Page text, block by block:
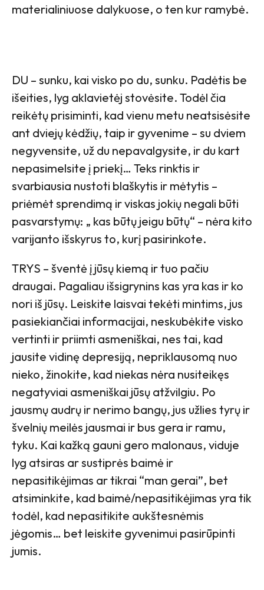
materialiniuose dalykuose, o ten kur ramybė.
DU – sunku, kai visko po du, sunku. Padėtis be
išeities, lyg aklavietėj stovėsite. Todėl čia
reikėtų prisiminti, kad vienu metu neatsisėsite
ant dviejų kėdžių, taip ir gyvenime – su dviem
negyvensite, už du nepavalgysite, ir du kart
nepasimelsite į priekį… Teks rinktis ir
svarbiausia nustoti blaškytis ir mėtytis –
priėmėt sprendimą ir viskas jokių negali būti
pasvarstymų: „ kas būtų jeigu būtų“ – nėra kito
varijanto išskyrus to, kurį pasirinkote.
TRYS – šventė į jūsų kiemą ir tuo pačiu
draugai. Pagaliau išsigrynins kas yra kas ir ko
nori iš jūsų. Leiskite laisvai tekėti mintims, jus
pasiekiančiai informacijai, neskubėkite visko
vertinti ir priimti asmeniškai, nes tai, kad
jausite vidinę depresiją, nepriklausomą nuo
nieko, žinokite, kad niekas nėra nusiteikęs
negatyviai asmeniškai jūsų atžvilgiu. Po
jausmų audrų ir nerimo bangų, jus užlies tyrų ir
švelnių meilės jausmai ir bus gera ir ramu,
tyku. Kai kažką gauni gero malonaus, viduje
lyg atsiras ar sustiprės baimė ir
nepasitikėjimas ar tikrai “man gerai”, bet
atsiminkite, kad baimė/nepasitikėjimas yra tik
todėl, kad nepasitikite aukštesnėmis
jėgomis… bet leiskite gyvenimui pasirūpinti
jumis.